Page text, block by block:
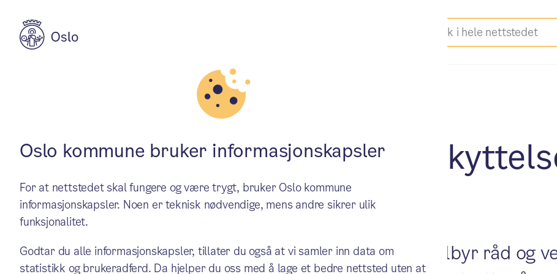
TryggEst skal gi bedre
voksne i Nordre Aker
Bydel Nordre Aker er nå en TryggEst-bydel, og tilbyr råd og
Oslo kommune bruker informasjonskapsler
For at nettstedet skal fungere og være trygt, bruker Oslo kommune
informasjonskapsler. Noen er teknisk nødvendige, mens andre sikrer ulik
funksjonalitet.
Godtar du alle informasjonskapsler, tillater du også at vi samler inn data om
statistikk og brukeradferd. Da hjelper du oss med å lage et bedre nettsted uten at